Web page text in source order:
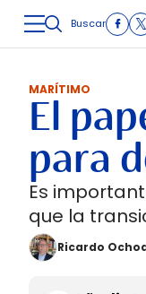
LOGÍSTICA
Buscar
MARÍTIMO
El
para
Es
que la
Ricardo